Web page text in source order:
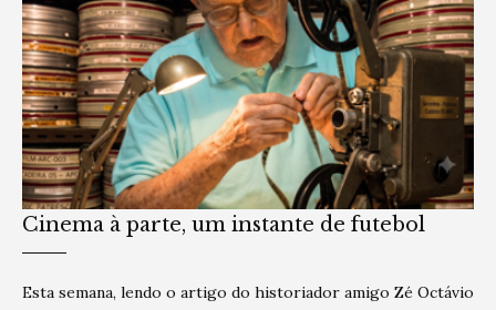
Cinema à parte, um instante de futebol
Esta semana, lendo o artigo do historiador amigo Zé Octávio